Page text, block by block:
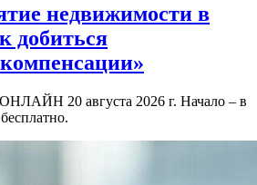
недвижимости в
добиться
20 августа 2026 г. Начало – в